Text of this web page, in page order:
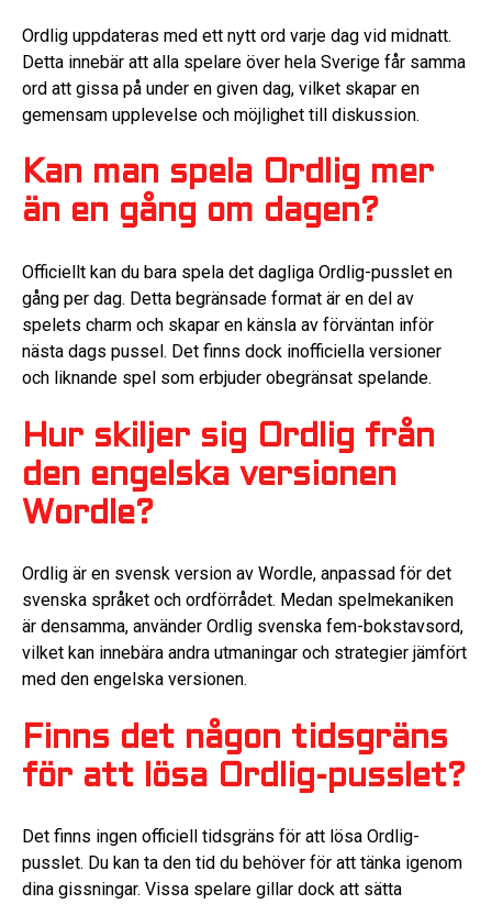
Ordlig uppdateras med ett nytt ord varje dag vid midnatt.
Detta innebär att alla spelare över hela Sverige får samma
ord att gissa på under en given dag, vilket skapar en
gemensam upplevelse och möjlighet till diskussion.
Kan man spela Ordlig mer
än en gång om dagen?
Officiellt kan du bara spela det dagliga Ordlig-pusslet en
gång per dag. Detta begränsade format är en del av
spelets charm och skapar en känsla av förväntan inför
nästa dags pussel. Det finns dock inofficiella versioner
och liknande spel som erbjuder obegränsat spelande.
Hur skiljer sig Ordlig från
den engelska versionen
Wordle?
Ordlig är en svensk version av Wordle, anpassad för det
svenska språket och ordförrådet. Medan spelmekaniken
är densamma, använder Ordlig svenska fem-bokstavsord,
vilket kan innebära andra utmaningar och strategier jämfört
med den engelska versionen.
Finns det någon tidsgräns
för att lösa Ordlig-pusslet?
Det finns ingen officiell tidsgräns för att lösa Ordlig-
pusslet. Du kan ta den tid du behöver för att tänka igenom
dina gissningar. Vissa spelare gillar dock att sätta